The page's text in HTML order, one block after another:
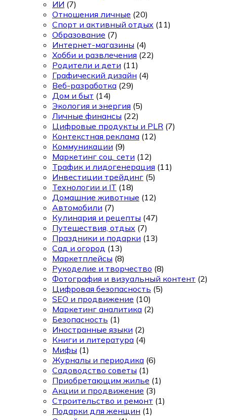
ИИ (7)
Отношения личные (20)
Спорт и активный отдых (11)
Образование (7)
Интернет-магазины (4)
Хобби и развлечения (22)
Родители и дети (11)
Графический дизайн (4)
Веб-разработка (29)
Дом и быт (14)
Экология и энергия (5)
Личные финансы (22)
Цифровые продукты и PLR (7)
Контекстная реклама (12)
Коммуникации (9)
Маркетинг соц. сети (12)
Трафик и лидогенерация (11)
Инвестиции трейдинг (5)
Технологии и IT (18)
Домашние животные (12)
Автомобили (7)
Кулинария и рецепты (47)
Путешествия, отдых (7)
Праздники и подарки (13)
Сад и огород (13)
Маркетплейсы (8)
Рукоделие и творчество (8)
Фотография и визуальный контент (2)
Цифровая безопасность (5)
SEO и продвижение (10)
Маркетинг аналитика (2)
Безопасность (1)
Иностранные языки (2)
Книги и литература (4)
Мифы (1)
Журналы и периодика (6)
Садоводство советы (1)
Приобретающим жилье (1)
Акции и продвижение (3)
Строительство и ремонт (1)
Подарки для женщин (1)